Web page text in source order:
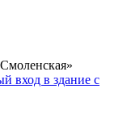
вход в здание с